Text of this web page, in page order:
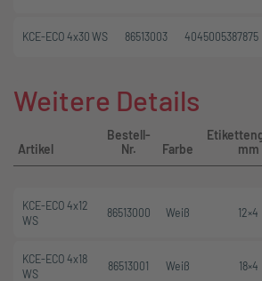
KCE-ECO 4x30 WS 86513003 4045005387875
Weitere Details
Artikel
Bestell-
Nr.
Farbe
mm
KCE-ECO 4x12
WS
86513000 Weiß 12×4
KCE-ECO 4x18
WS
86513001 Weiß 18×4